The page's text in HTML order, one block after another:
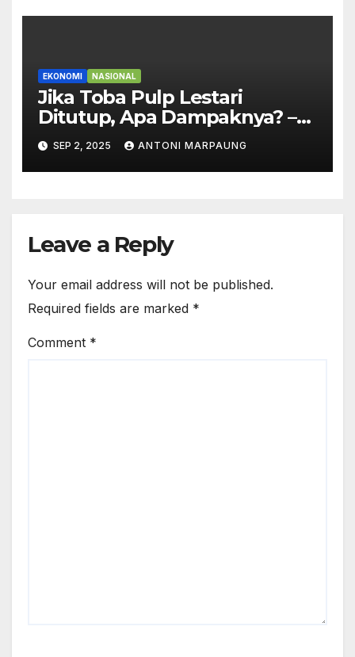
EKONOMI NASIONAL
Jika Toba Pulp Lestari
Ditutup, Apa Dampaknya? –
Ini Penjelasan Joni Supriyanto
SEP 2, 2025 ANTONI MARPAUNG
Leave a Reply
Your email address will not be published.
Required fields are marked *
Comment *